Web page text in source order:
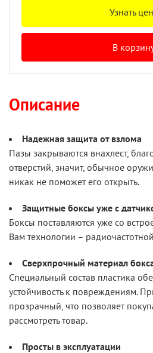
Узнать
В
Описание
Надежная защита от взлома
Пазы закрываются внахлест,
отверстий, значит, обычное
никак не поможет его открыть.
Защитные боксы уже с
Боксы поставляются уже со
Вам технологии –
Сверхпрочный материал
Специальный состав пластика
устойчивость к повреждениям.
прозрачный, что позволяет
рассмотреть товар.
Просты в эксплуатации